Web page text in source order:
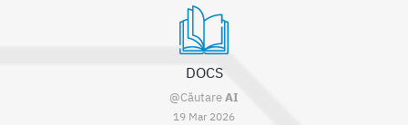
DOCS
@CăutareAI
19 Mar 2026